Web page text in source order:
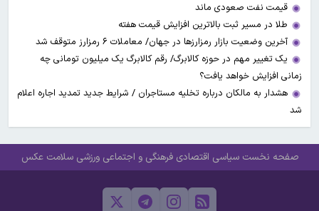
قیمت نفت صعودی ماند
طلا در مسیر ثبت بالاترین افزایش قیمت هفته
آخرین وضعیت بازار رمزارزها در جهان/ معاملات ۶ رمزارز متوقف شد
یک تغییر مهم در حوزه کالابرگ/ رقم کالابرگ یک میلیون تومانی چه
زمانی افزایش خواهد یافت؟
هشدار به مالکان درباره تخلیه مستاجران / شرایط جدید تمدید اجاره اعلام
شد
صفحه نخست سیاسی اقتصادی فرهنگی و اجتماعی ورزشی سلامت عکس